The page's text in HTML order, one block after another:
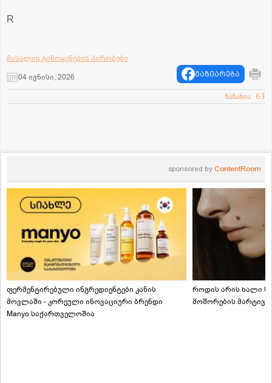
R
მასალის გამოყენების პირობები
04 ივნისი, 2026
გაზიარება
ნანახია: 63
sponsored by ContentRoom
ფერმენტირებული ინგრედიენტები კანის
მოვლაში - კორეული ინოვაციური ბრენდი
Manyo საქართველოშია
როდის არის ხალი
მოშორების